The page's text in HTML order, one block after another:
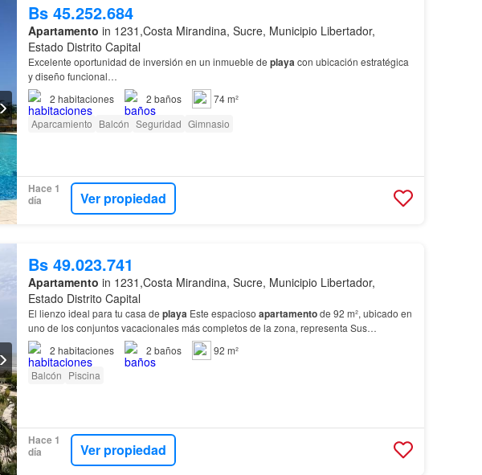
Bs 45.252.684
Apartamento in 1231,Costa Mirandina, Sucre, Municipio Libertador,
Estado Distrito Capital
Excelente oportunidad de inversión en un inmueble de playacon ubicación estratégica
y diseño funcional…
2 habitaciones 2 baños
74 m²
Aparcamiento Balcón Seguridad Gimnasio
Hace 1
día
Ver propiedad
Bs 49.023.741
Apartamento in 1231,Costa Mirandina, Sucre, Municipio Libertador,
Estado Distrito Capital
El lienzo ideal para tu casa de playa Este espacioso apartamentode 92 m², ubicado en
uno de los conjuntos vacacionales más completos de la zona, representa Sus
residentes disfrutan de salida directa a laplaya
2 habitaciones 2 baños
92 m²
Balcón Piscina
Hace 1
día
Ver propiedad